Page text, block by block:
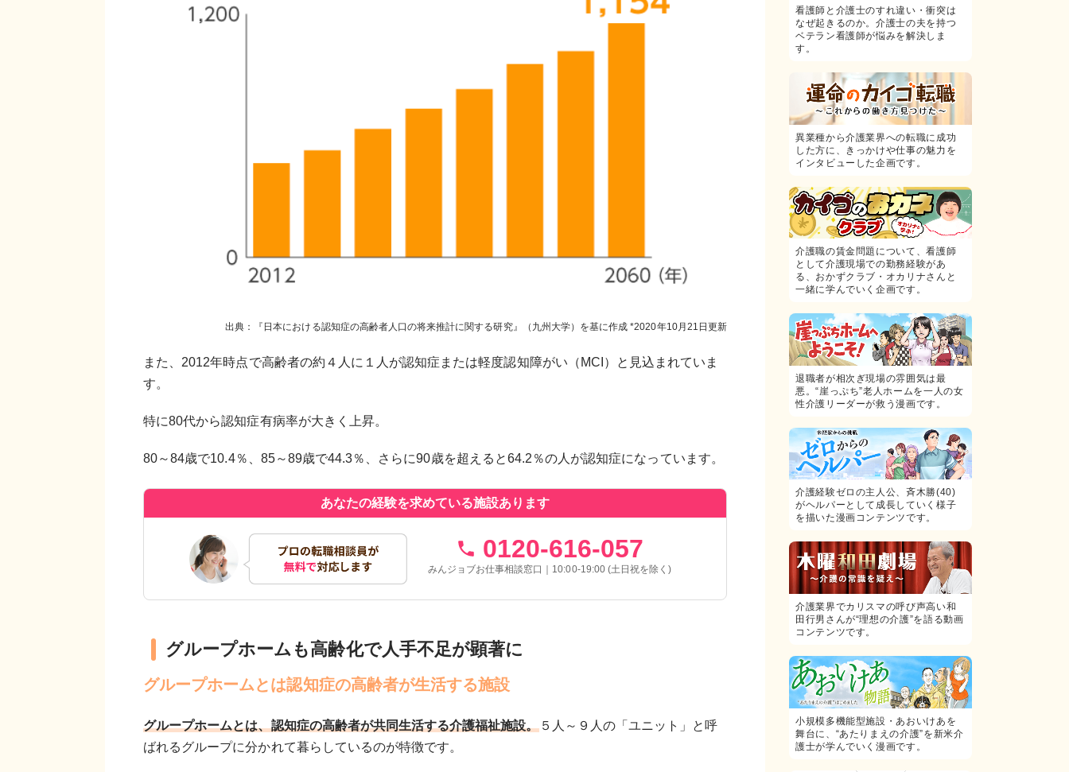
出典：『日本における認知症の高齢者人口の将来推計に関する研究』（九州大学）を基に作成 2020年10月21日 更新
また、2012年時点で高齢者の約４人に１人が認知症または軽度認知障がい（MCI）と見込まれていま
す。
特に80代から認知症有病率が大きく上昇。
80～84歳で10.4％、85～89歳で44.3％、さらに90歳を超えると64.2％の人が認知症になっています。
あなたの経験を求めている施設あります
0120-616-057
みんジョブお仕事相談窓口｜10:00-19:00 (土日祝を除く)
グループホームも高齢化で人手不足が顕著に
グループホームとは認知症の高齢者が生活する施設
グループホームとは、認知症の高齢者が共同生活する介護福祉施設。５人～９人の「ユニット」と呼
ばれるグループに分かれて暮らしているのが特徴です。
看護師と介護士のすれ違い・衝突は
なぜ起きるのか。介護士の夫を持つ
ベテラン看護師が悩みを解決しま
す。
異業種から介護業界への転職に成功
した方に、きっかけや仕事の魅力を
インタビューした企画です。
介護職の賃金問題について、看護師
として介護現場での勤務経験があ
る、おかずクラブ・オカリナさんと
一緒に学んでいく企画です。
退職者が相次ぎ現場の雰囲気は最
悪。“崖っぷち”老人ホームを一人の女
性介護リーダーが救う漫画です。
介護経験ゼロの主人公、斉木勝(40)
がヘルパーとして成長していく様子
を描いた漫画コンテンツです。
介護業界でカリスマの呼び声高い和
田行男さんが“理想の介護”を語る動画
コンテンツです。
小規模多機能型施設・あおいけあを
舞台に、“あたりまえの介護”を新米介
護士が学んでいく漫画です。